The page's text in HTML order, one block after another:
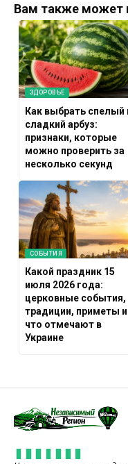
Вам также может
ЗДОРОВЬЕ
Как выбрать спелый
сладкий арбуз:
признаки, которые
можно проверить за
несколько секунд
СОБЫТИЯ
Какой праздник 15
июля 2026 года:
церковные события,
традиции, приметы и
что отмечают в
Украине